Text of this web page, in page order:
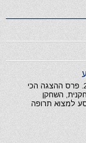
הזוכה הגדולה בפסטיבל עכו 2025. פרס ההצגה הכי
השחקן
למצוא תרופה